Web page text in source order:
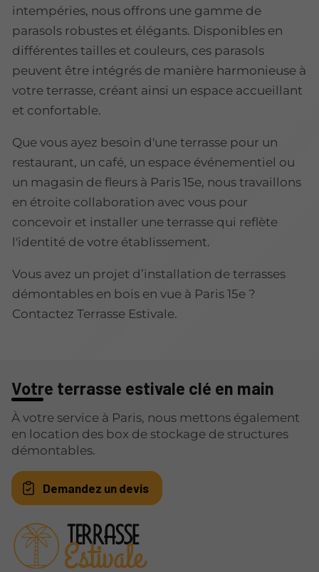
intempéries, nous offrons une gamme de
parasols robustes et élégants. Disponibles en
différentes tailles et couleurs, ces parasols
peuvent être intégrés de manière harmonieuse à
votre terrasse, créant ainsi un espace accueillant
et confortable.
Que vous ayez besoin d'une terrasse pour un
restaurant, un café, un espace événementiel ou
un magasin de fleurs à Paris 15e, nous travaillons
en étroite collaboration avec vous pour
concevoir et installer une terrasse qui reflète
l'identité de votre établissement.
Vous avez un projet d’installation de terrasses
démontables en bois en vue à Paris 15e ?
Contactez Terrasse Estivale.
Votre terrasse estivale clé en main
À votre service à Paris, nous mettons également
en location des box de stockage de structures
démontables.
Demandez un devis